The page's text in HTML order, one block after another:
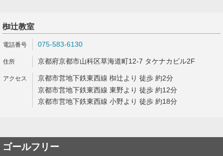
椥辻教室
075-583-6130
京都府京都市山科区草海道町12-7 タケナカビル2F
京都市営地下鉄東西線 椥辻より 徒歩 約2分
京都市営地下鉄東西線 東野より 徒歩 約12分
京都市営地下鉄東西線 小野より 徒歩 約18分
ゴールフリー